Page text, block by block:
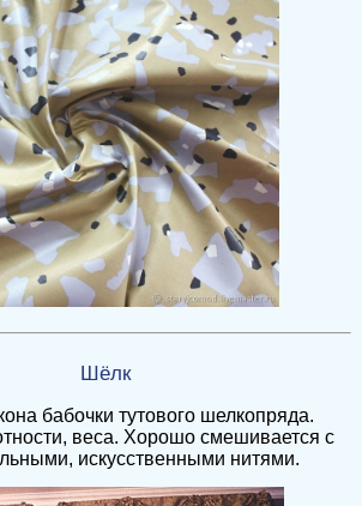
Шёлк
бабочки тутового шелкопряда.
веса. Хорошо смешивается с
искусственными нитями.